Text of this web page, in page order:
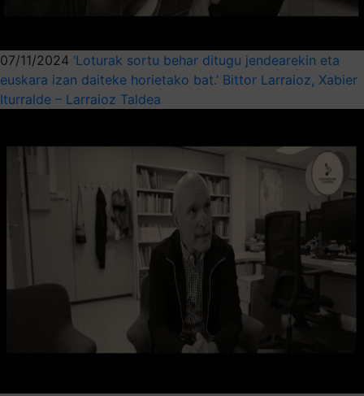
07/11/2024 ‘Loturak sortu behar ditugu jendearekin eta
euskara izan daiteke horietako bat.’ Bittor Larraioz, Xabier
Iturralde – Larraioz Taldea